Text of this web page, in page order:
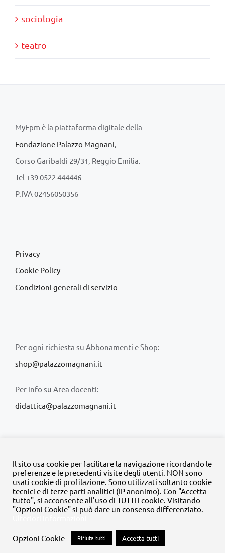
sociologia
teatro
MyFpm è la piattaforma digitale della
Fondazione Palazzo Magnani,
Corso Garibaldi 29/31, Reggio Emilia.
Tel +39 0522 444446
P.IVA 02456050356
Privacy
Cookie Policy
Condizioni generali di servizio
Per ogni richiesta su Abbonamenti e Shop:
shop@palazzomagnani.it
Per info su Area docenti:
didattica@palazzomagnani.it
© Copyright 2020 -2026 | Tutti i diritti riservati | MyFpm è un
progetto dellaFondazione Palazzo Magnani
FacebookInstagram
TwitterLinkedInYouTube
Il sito usa cookie per facilitare la navigazione ricordando le
preferenze e le precedenti visite degli utenti. NON sono
usati cookie di profilazione. Sono utilizzati soltanto cookie
tecnici e di terze parti analitici (IP anonimo). Con "Accetta
tutto", si acconsente all'uso di TUTTI i cookie. Visitando
"Opzioni Cookie" si può dare un consenso differenziato.
Opzioni Cookie Rifiuta tutti Accetta tutti